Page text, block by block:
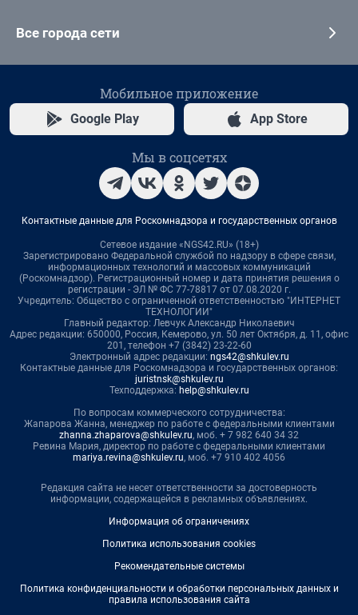
Все города сети
Мобильное приложение
Google Play App Store
Мы в соцсетях
Контактные данные для Роскомнадзора и государственных органов
Сетевое издание «NGS42.RU» (18+)
Зарегистрировано Федеральной службой по надзору в сфере связи,
информационных технологий и массовых коммуникаций
(Роскомнадзор). Регистрационный номер и дата принятия решения о
регистрации - ЭЛ № ФС 77-78817 от 07.08.2020 г.
Учредитель: Общество с ограниченной ответственностью "ИНТЕРНЕТ
ТЕХНОЛОГИИ"
Главный редактор: Левчук Александр Николаевич
Адрес редакции: 650000, Россия, Кемерово, ул. 50 лет Октября, д. 11, офис
201, телефон +7 (3842) 23-22-60
Электронный адрес редакции: ngs42@shkulev.ru
Контактные данные для Роскомнадзора и государственных органов:
juristnsk@shkulev.ru
Техподдержка: help@shkulev.ru
По вопросам коммерческого сотрудничества:
Жапарова Жанна, менеджер по работе с федеральными клиентами
zhanna.zhaparova@shkulev.ru, моб. + 7 982 640 34 32
Ревина Мария, директор по работе с федеральными клиентами
mariya.revina@shkulev.ru, моб. +7 910 402 4056
Редакция сайта не несет ответственности за достоверность
информации, содержащейся в рекламных объявлениях.
Информация об ограничениях
Политика использования cookies
Рекомендательные системы
Политика конфиденциальности и обработки персональных данных и
правила использования сайта